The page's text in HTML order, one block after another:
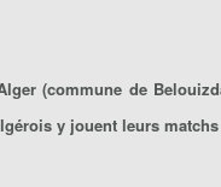
(commune de
y jouent leurs